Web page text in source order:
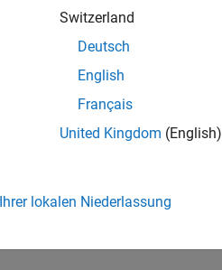
Switzerland
Deutsch
English
Français
United Kingdom (English)
lokalen Niederlassung